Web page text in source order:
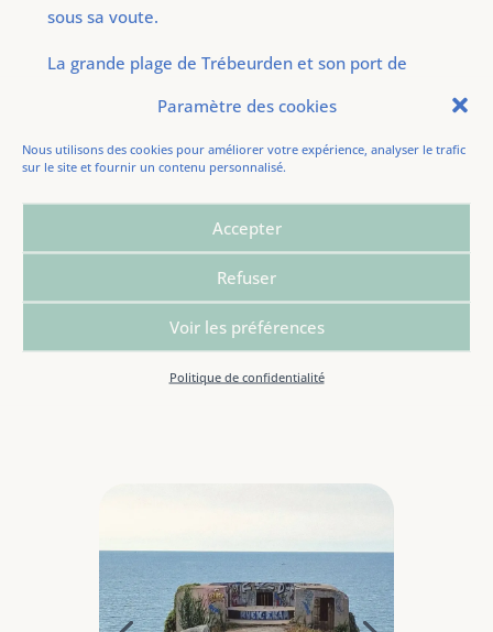
Paramètre des cookies
Nous utilisons des cookies pour améliorer votre expérience, analyser le trafic
sur le site et fournir un contenu personnalisé.
Accepter
Refuser
Voir les préférences
Politique de confidentialité
sous sa voute.
La grande plage de Trébeurden et son port de
Lannion, pas trop palpitante au regard des
enchevêtrements de gros rochers qui vont
apparaître avec l’Île Milliau.
Trébeurden, le 21/09/2022. Distance de l’étape: